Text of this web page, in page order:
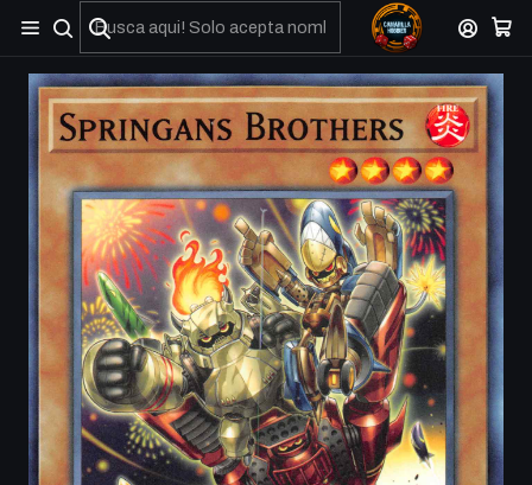
No olviden reportar sus depositos y transferencias por Whatsapp